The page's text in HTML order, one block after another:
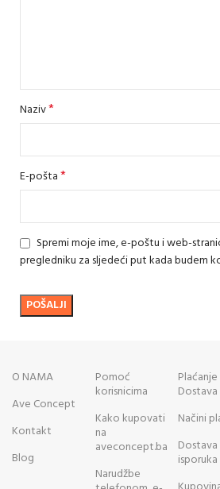
Naziv*
E-pošta*
Spremi moje ime, e-poštu i web-
pregledniku za sljedeći put kada budem
O NAMA
Ave Concept
Kontakt
Blog
Pomoć
korisnicima
Kako kupovati
na
aveconcept.ba
Narudžbe
Plaćanje
Dostava
Načini
Dostava
isporuka